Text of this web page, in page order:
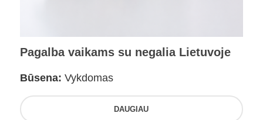
Pagalba vaikams su negalia Lietuvoje
Būsena: Vykdomas
DAUGIAU